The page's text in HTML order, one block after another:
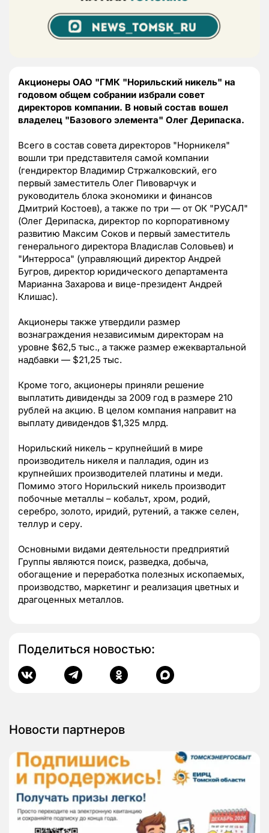
Акционеры ОАО "ГМК "Норильский никель" на
годовом общем собрании избрали совет
директоров компании. В новый состав вошел
владелец "Базового элемента" Олег Дерипаска.
Всего в состав совета директоров "Норникеля"
вошли три представителя самой компании
(гендиректор Владимир Стржалковский, его
первый заместитель Олег Пивоварчук и
руководитель блока экономики и финансов
Дмитрий Костоев), а также по три — от ОК "РУСАЛ"
(Олег Дерипаска, директор по корпоративному
развитию Максим Соков и первый заместитель
генерального директора Владислав Соловьев) и
"Интерроса" (управляющий директор Андрей
Бугров, директор юридического департамента
Марианна Захарова и вице-президент Андрей
Клишас).
Акционеры также утвердили размер
вознаграждения независимым директорам на
уровне $62,5 тыс., а также размер ежеквартальной
надбавки — $21,25 тыс.
Кроме того, акционеры приняли решение
выплатить дивиденды за 2009 год в размере 210
рублей на акцию. В целом компания направит на
выплату дивидендов $1,325 млрд.
Норильский никель – крупнейший в мире
производитель никеля и палладия, один из
крупнейших производителей платины и меди.
Помимо этого Норильский никель производит
побочные металлы – кобальт, хром, родий,
серебро, золото, иридий, рутений, а также селен,
теллур и серу.
Основными видами деятельности предприятий
Группы являются поиск, разведка, добыча,
обогащение и переработка полезных ископаемых,
производство, маркетинг и реализация цветных и
драгоценных металлов.
Поделиться новостью:
Новости партнеров